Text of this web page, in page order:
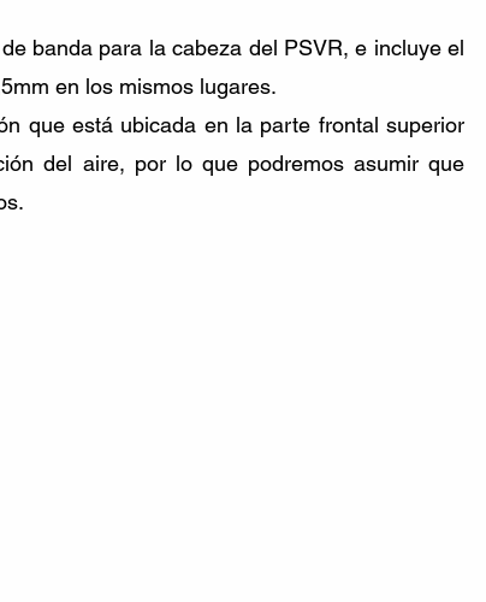
banda para la cabeza del PSVR, e incluye el
en los mismos lugares.
que está ubicada en la parte frontal superior
del aire, por lo que podremos asumir que